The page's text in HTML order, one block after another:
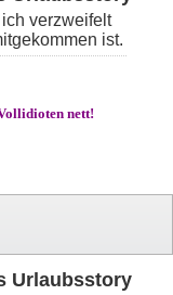
verzweifelt
ist.
nett!
Urlaubsstory